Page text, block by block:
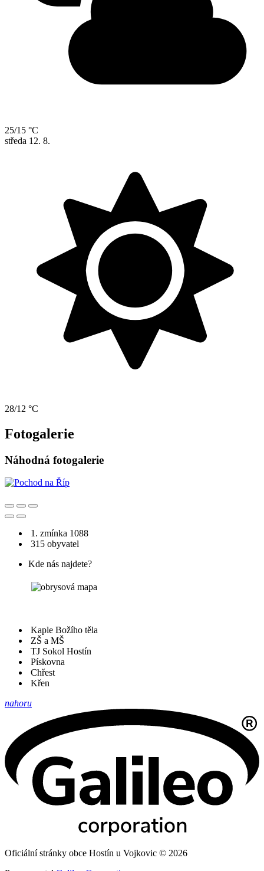
25/15 °C
středa 12. 8.
28/12 °C
Fotogalerie
Náhodná fotogalerie
1. zmínka 1088
315 obyvatel
Kde nás najdete?
Kaple Božího těla
ZŠ a MŠ
TJ Sokol Hostín
Pískovna
Chřest
Křen
nahoru
Oficiální stránky obce Hostín u Vojkovic © 2026